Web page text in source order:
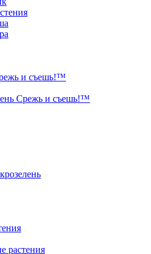
и съешь!™
Срежь и съешь!™
растения